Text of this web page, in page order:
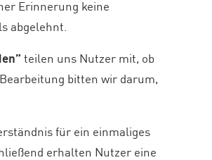
Erinnerung keine
abgelehnt.
teilen uns Nutzer mit, ob
bitten wir darum,
für ein einmaliges
erhalten Nutzer eine